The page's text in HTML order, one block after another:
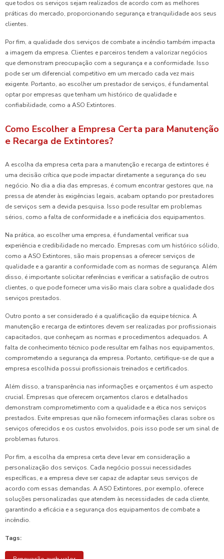
que todos os serviços sejam realizados de acordo com as melhores
práticas do mercado, proporcionando segurança e tranquilidade aos seus
clientes.
Por fim, a qualidade dos serviços de combate a incêndio também impacta
a imagem da empresa. Clientes e parceiros tendem a valorizar negócios
que demonstram preocupação com a segurança e a conformidade. Isso
pode ser um diferencial competitivo em um mercado cada vez mais
exigente. Portanto, ao escolher um prestador de serviços, é fundamental
optar por empresas que tenham um histórico de qualidade e
confiabilidade, como a ASO Extintores.
Como Escolher a Empresa Certa para Manutenção
e Recarga de Extintores?
A escolha da empresa certa para a manutenção e recarga de extintores é
uma decisão crítica que pode impactar diretamente a segurança do seu
negócio. No dia a dia das empresas, é comum encontrar gestores que, na
pressa de atender às exigências legais, acabam optando por prestadores
de serviços sem a devida pesquisa. Isso pode resultar em problemas
sérios, como a falta de conformidade e a ineficácia dos equipamentos.
Na prática, ao escolher uma empresa, é fundamental verificar sua
experiência e credibilidade no mercado. Empresas com um histórico sólido,
como a ASO Extintores, são mais propensas a oferecer serviços de
qualidade e a garantir a conformidade com as normas de segurança. Além
disso, é importante solicitar referências e verificar a satisfação de outros
clientes, o que pode fornecer uma visão mais clara sobre a qualidade dos
serviços prestados.
Outro ponto a ser considerado é a qualificação da equipe técnica. A
manutenção e recarga de extintores devem ser realizadas por profissionais
capacitados, que conheçam as normas e procedimentos adequados. A
falta de conhecimento técnico pode resultar em falhas nos equipamentos,
comprometendo a segurança da empresa. Portanto, certifique-se de que a
empresa escolhida possui profissionais treinados e certificados.
Além disso, a transparência nas informações e orçamentos é um aspecto
crucial. Empresas que oferecem orçamentos claros e detalhados
demonstram comprometimento com a qualidade e a ética nos serviços
prestados. Evite empresas que não fornecem informações claras sobre os
serviços oferecidos e os custos envolvidos, pois isso pode ser um sinal de
problemas futuros.
Por fim, a escolha da empresa certa deve levar em consideração a
personalização dos serviços. Cada negócio possui necessidades
específicas, e a empresa deve ser capaz de adaptar seus serviços de
acordo com essas demandas. A ASO Extintores, por exemplo, oferece
soluções personalizadas que atendem às necessidades de cada cliente,
garantindo a eficácia e a segurança dos equipamentos de combate a
incêndio.
Tags: